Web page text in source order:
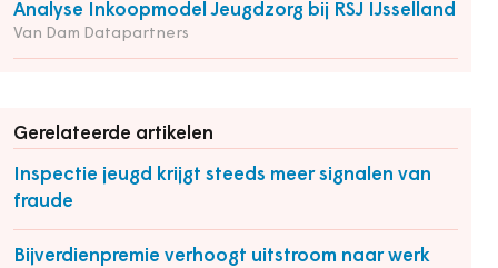
Analyse Inkoopmodel Jeugdzorg bij RSJ IJsselland
Van Dam Datapartners
Gerelateerde artikelen
Inspectie jeugd krijgt steeds meer signalen van
fraude
Bijverdienpremie verhoogt uitstroom naar werk